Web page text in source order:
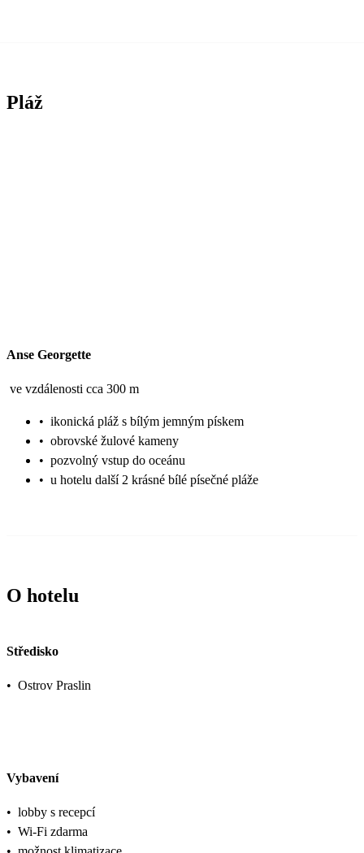
Pláž
Anse Georgette
ve vzdálenosti cca 300 m
• ikonická pláž s bílým jemným pískem
• obrovské žulové kameny
• pozvolný vstup do oceánu
• u hotelu další 2 krásné bílé písečné pláže
O hotelu
Středisko
• Ostrov Praslin
Vybavení
• lobby s recepcí
• Wi-Fi zdarma